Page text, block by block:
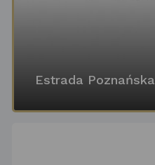
Estrada Poznańska